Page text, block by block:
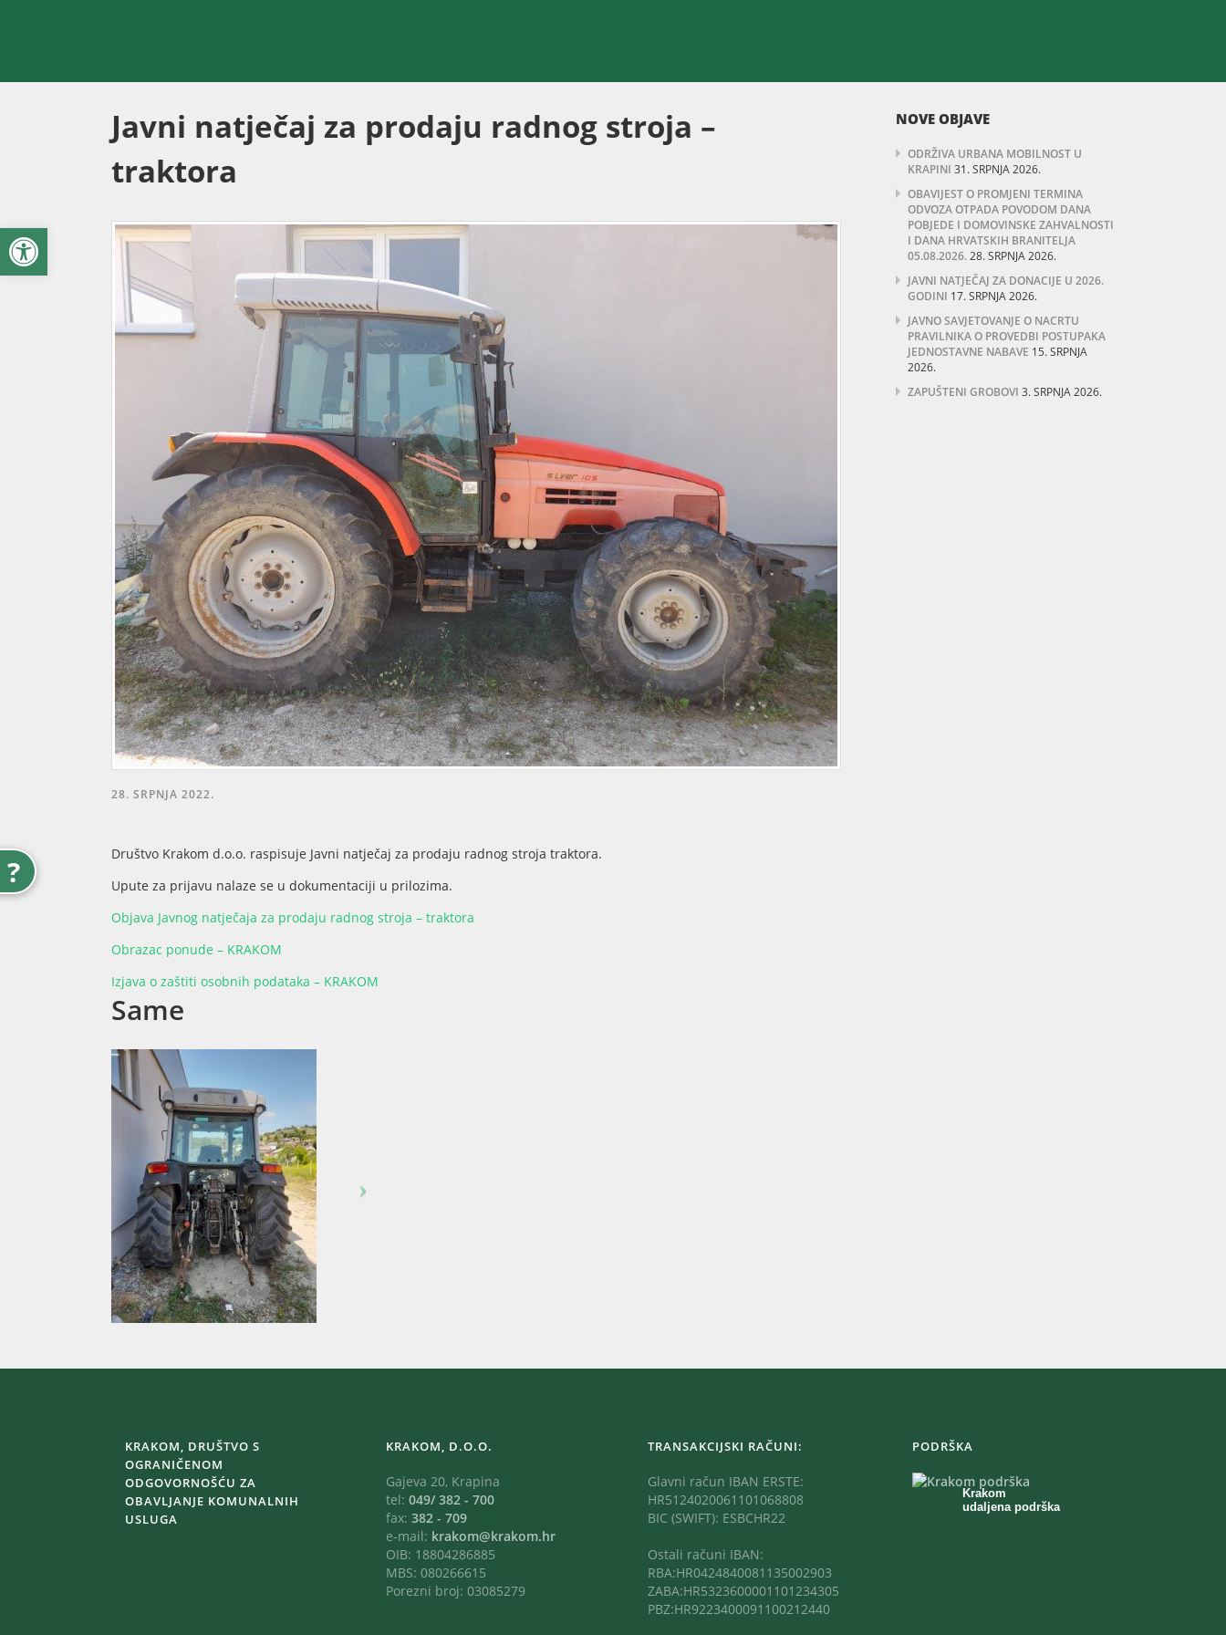
Open toolbar
?
Javni natječaj za prodaju radnog stroja –
traktora
28. SRPNJA 2022.
Društvo Krakom d.o.o. raspisuje Javni natječaj za prodaju radnog stroja traktora.
Upute za prijavu nalaze se u dokumentaciji u prilozima.
Objava Javnog natječaja za prodaju radnog stroja – traktora
Obrazac ponude – KRAKOM
Izjava o zaštiti osobnih podataka – KRAKOM
Same
NOVE OBJAVE
ODRŽIVA URBANA MOBILNOST U
KRAPINI 31. SRPNJA 2026.
OBAVIJEST O PROMJENI TERMINA
ODVOZA OTPADA POVODOM DANA
POBJEDE I DOMOVINSKE ZAHVALNOSTI
I DANA HRVATSKIH BRANITELJA
05.08.2026.28. SRPNJA 2026.
JAVNI NATJEČAJ ZA DONACIJE U 2026.
GODINI 17. SRPNJA 2026.
JAVNO SAVJETOVANJE O NACRTU
PRAVILNIKA O PROVEDBI POSTUPAKA
JEDNOSTAVNE NABAVE 15. SRPNJA
2026.
ZAPUŠTENI GROBOVI 3. SRPNJA 2026.
KRAKOM, DRUŠTVO S
OGRANIČENOM
ODGOVORNOŠĆU ZA
OBAVLJANJE KOMUNALNIH
USLUGA
KRAKOM, D.O.O.
Gajeva 20, Krapina
tel: 049/ 382 - 700
fax: 382 - 709
e-mail: krakom@krakom.hr
OIB: 18804286885
MBS: 080266615
Porezni broj: 03085279
TRANSAKCIJSKI RAČUNI:
Glavni račun IBAN ERSTE:
HR5124020061101068808
BIC (SWIFT): ESBCHR22
Ostali računi IBAN:
RBA:HR0424840081135002903
ZABA:HR5323600001101234305
PBZ:HR9223400091100212440
PODRŠKA
Krakom
udaljena podrška